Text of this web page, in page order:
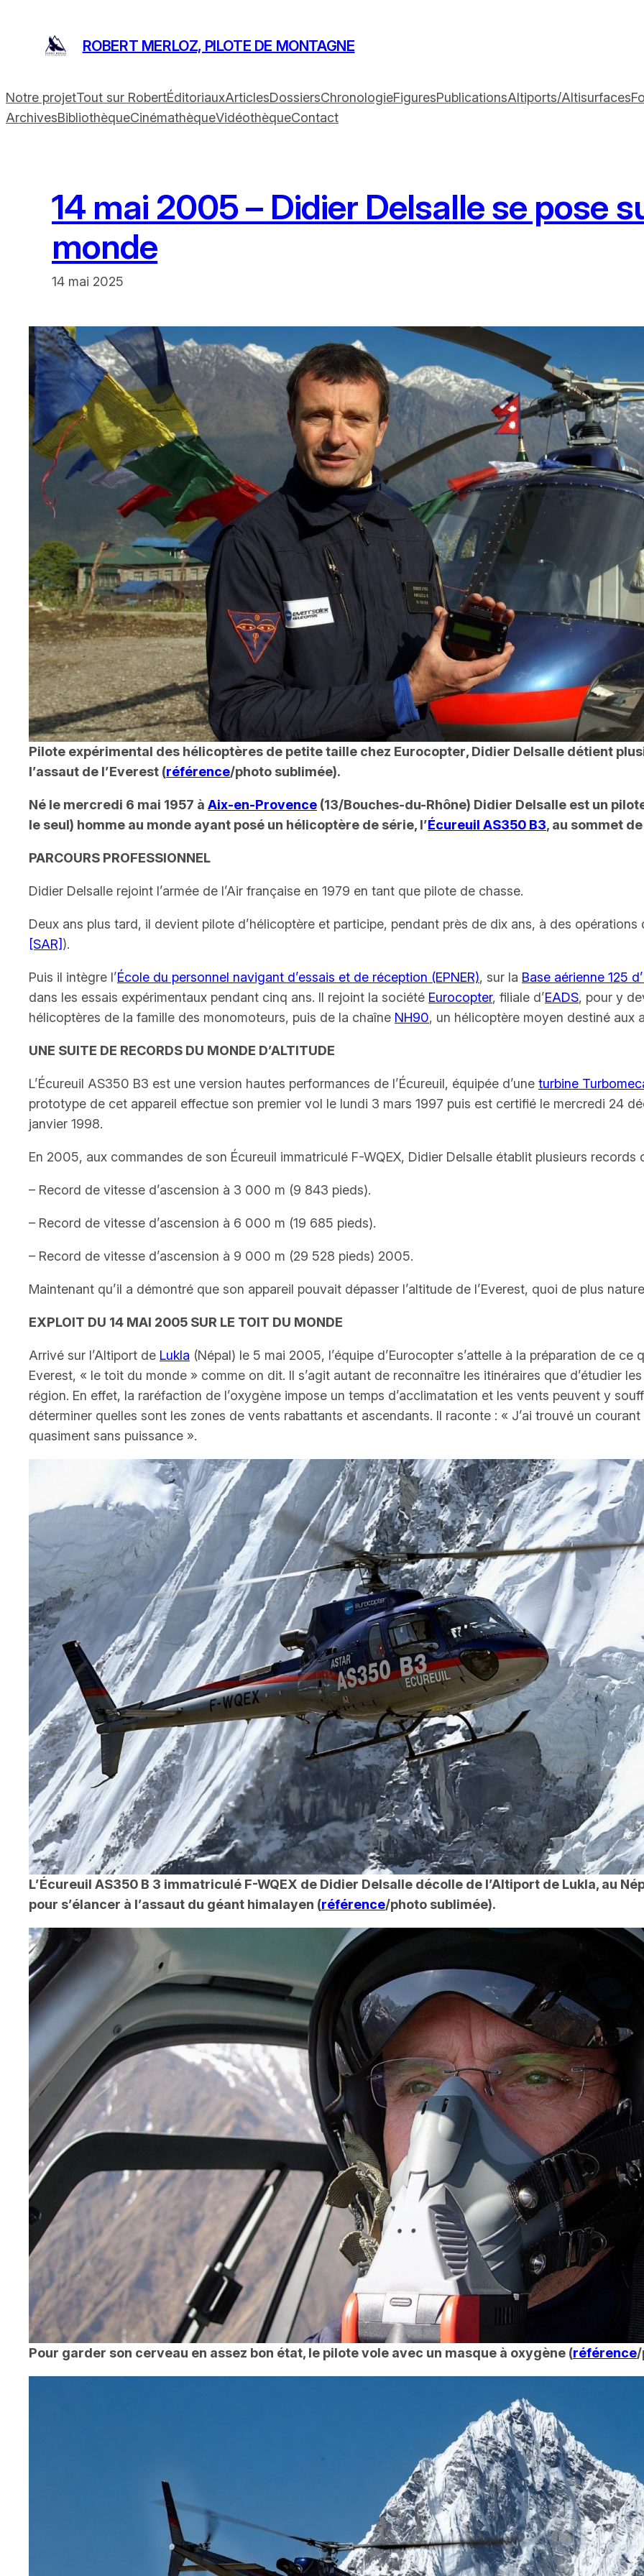
contenu
ROBERT MERLOZ, PILOTE DE MONTAGNE
Notre projetTout sur RobertÉditoriauxArticlesDossiersChronologieFiguresPublicationsAltiports/Altisurfaces
ArchivesBibliothèqueCinémathèqueVidéothèqueContact
14 mai 2005 – Didier Delsalle se pose
monde
14 mai 2025
Pilote expérimental des hélicoptères de petite taille chez Eurocopter, Didier Delsalle détient
l’assaut de l’Everest (référence/photo sublimée).
Né le mercredi 6 mai 1957 à Aix-en-Provence (13/Bouches-du-Rhône) Didier Delsalle est un
le seul) homme au monde ayant posé un hélicoptère de série, l’Écureuil AS350 B3, au sommet
PARCOURS PROFESSIONNEL
Didier Delsalle rejoint l’armée de l’Air française en 1979 en tant que pilote de chasse.
Deux ans plus tard, il devient pilote d’hélicoptère et participe, pendant près de dix ans, à des opérations
[SAR]).
Puis il intègre l’École du personnel navigant d’essais et de réception (EPNER), sur la Base aérienne 125
dans les essais expérimentaux pendant cinq ans. Il rejoint la société Eurocopter, filiale d’EADS, pour y
hélicoptères de la famille des monomoteurs, puis de la chaîne NH90, un hélicoptère moyen destiné aux
UNE SUITE DE RECORDS DU MONDE D’ALTITUDE
L’Écureuil AS350 B3 est une version hautes performances de l’Écureuil, équipée d’une turbine
prototype de cet appareil effectue son premier vol le lundi 3 mars 1997 puis est certifié le mercredi 24
janvier 1998.
En 2005, aux commandes de son Écureuil immatriculé F-WQEX, Didier Delsalle établit plusieurs records
– Record de vitesse d’ascension à 3 000 m (9 843 pieds).
– Record de vitesse d’ascension à 6 000 m (19 685 pieds).
– Record de vitesse d’ascension à 9 000 m (29 528 pieds) 2005.
Maintenant qu’il a démontré que son appareil pouvait dépasser l’altitude de l’Everest, quoi de plus
EXPLOIT DU 14 MAI 2005 SUR LE TOIT DU MONDE
Arrivé sur l’Altiport de Lukla (Népal) le 5 mai 2005, l’équipe d’Eurocopter s’attelle à la préparation de
Everest, « le toit du monde » comme on dit. Il s’agit autant de reconnaître les itinéraires que d’étudier
région. En effet, la raréfaction de l’oxygène impose un temps d’acclimatation et les vents peuvent y
déterminer quelles sont les zones de vents rabattants et ascendants. Il raconte : « J’ai trouvé un
quasiment sans puissance ».
L’Écureuil AS350 B 3 immatriculé F-WQEX de Didier Delsalle décolle de l’Altiport de Lukla, au
pour s’élancer à l’assaut du géant himalayen (référence/photo sublimée).
Pour garder son cerveau en assez bon état, le pilote vole avec un masque à oxygène (référence/